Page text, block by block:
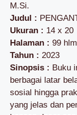
M.Si.
Judul :
Ukuran : 14 x
Halaman : 99 hlm
Tahun : 2023
Sinopsis : Buku
berbagai latar
sosial hingga
yang jelas dan